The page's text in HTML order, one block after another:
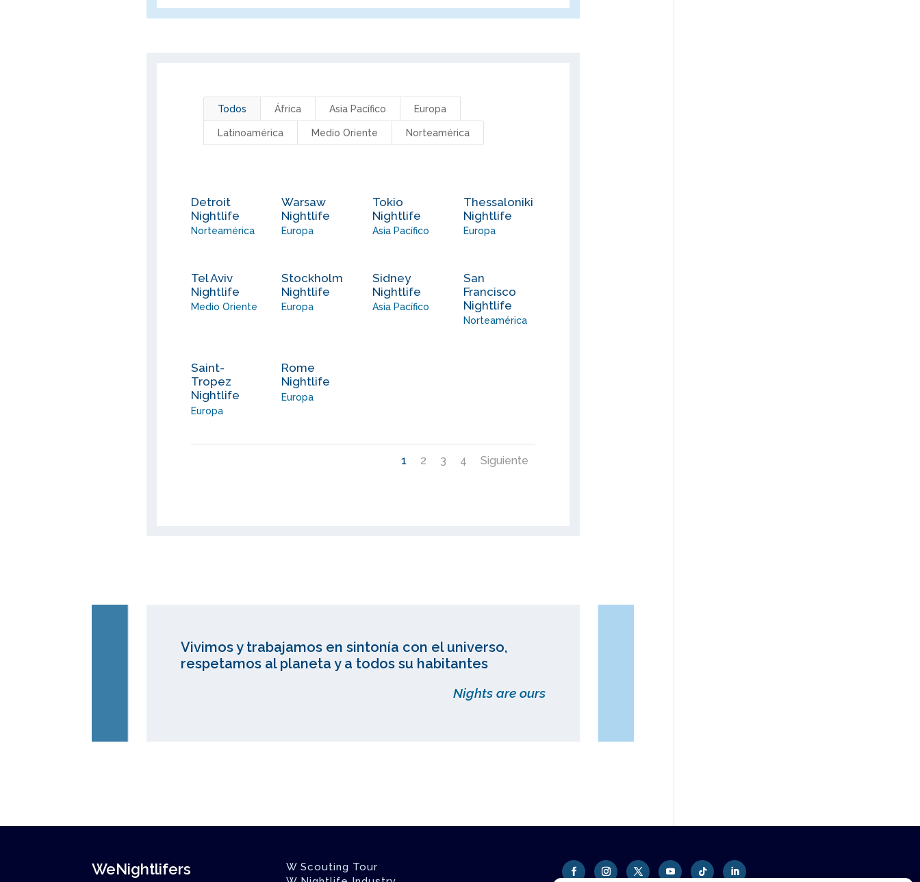
Todos África Asia Pacífico Europa
Latinoamérica Medio Oriente Norteamérica
Detroit
Nightlife
Norteamérica
Warsaw
Nightlife
Europa
Tokio
Nightlife
Asia Pacífico
Thessaloniki
Nightlife
Europa
Tel Aviv
Nightlife
Medio Oriente
Stockholm
Nightlife
Europa
Sidney
Nightlife
Asia Pacífico
San
Francisco
Nightlife
Norteamérica
Saint-
Tropez
Nightlife
Europa
Rome
Nightlife
Europa
1 2 3 4 Siguiente
Vivimos y trabajamos en sintonía con el universo,
respetamos al planeta y a todos su habitantes
Nights are ours
WeNightlifers
W Scouting Tour